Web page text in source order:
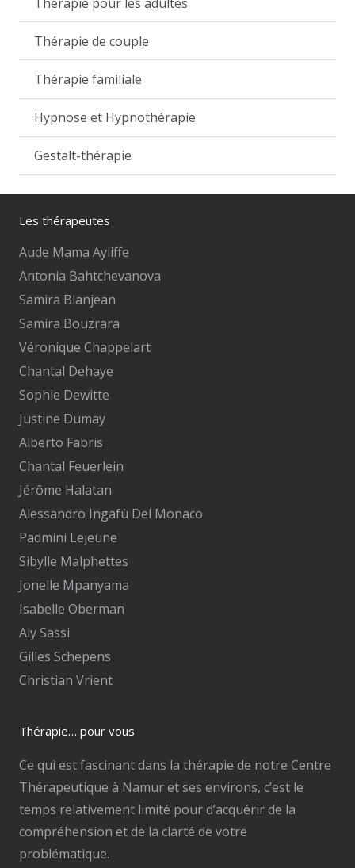
Thérapie de couple
Thérapie familiale
Hypnose et Hypnothérapie
Gestalt-thérapie
Les thérapeutes
Aude Mama Ayliffe
Antonia Bahtchevanova
Samira Blanjean
Samira Bouzrara
Véronique Chappelart
Chantal Dehaye
Sophie Dewitte
Justine Dumay
Alberto Fabris
Chantal Feuerlein
Jérôme Halatan
Alessandro Ingafù Del Monaco
Padmini Lejeune
Sibylle Malphettes
Jonelle Mpanyama
Isabelle Oberman
Aly Sassi
Gilles Schepens
Christian Vrient
Thérapie… pour vous
Ce qui est fascinant dans la thérapie de notre Centre
Thérapeutique à Namur et ses environs, c’est le
temps relativement limité pour d’acquérir de la
compréhension et de la clarté de votre
problématique.